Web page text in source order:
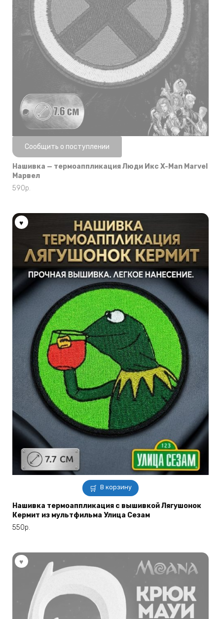
Нет в наличии
Сообщить о поступлении
Нашивка — термоаппликация Люди Икс X-Man Marvel
Марвел
590р.
В корзину
Нашивка термоаппликация с вышивкой Лягушонок
Кермит из мультфильма Улица Сезам
550р.